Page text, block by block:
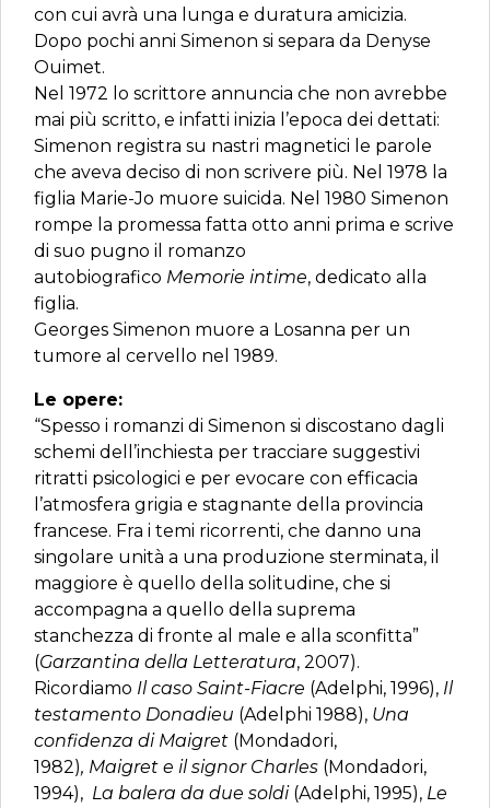
con cui avrà una lunga e duratura amicizia.
Dopo pochi anni Simenon si separa da Denyse
Ouimet.
Nel 1972 lo scrittore annuncia che non avrebbe
mai più scritto, e infatti inizia l’epoca dei dettati:
Simenon registra su nastri magnetici le parole
che aveva deciso di non scrivere più. Nel 1978 la
figlia Marie-Jo muore suicida. Nel 1980 Simenon
rompe la promessa fatta otto anni prima e scrive
di suo pugno il romanzo
autobiografico Memorie intime, dedicato alla
figlia.
Georges Simenon muore a Losanna per un
tumore al cervello nel 1989.
Le opere:
“Spesso i romanzi di Simenon si discostano dagli
schemi dell’inchiesta per tracciare suggestivi
ritratti psicologici e per evocare con efficacia
l’atmosfera grigia e stagnante della provincia
francese. Fra i temi ricorrenti, che danno una
singolare unità a una produzione sterminata, il
maggiore è quello della solitudine, che si
accompagna a quello della suprema
stanchezza di fronte al male e alla sconfitta”
(Garzantina della Letteratura, 2007).
Ricordiamo Il caso Saint-Fiacre (Adelphi, 1996), Il
testamento Donadieu (Adelphi 1988), Una
confidenza di Maigret (Mondadori,
1982), Maigret e il signor Charles (Mondadori,
1994), La balera da due soldi(Adelphi, 1995), Le